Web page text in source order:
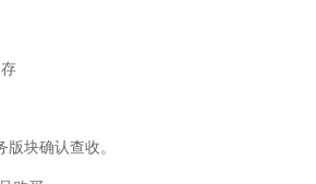
块确认查收。